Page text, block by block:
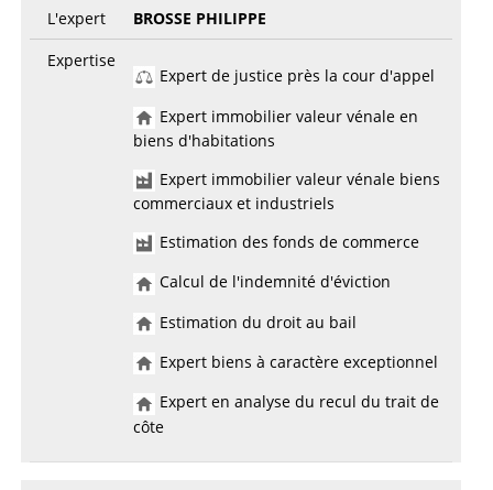
L'expert
BROSSE PHILIPPE
Expertise
Expert de justice près la cour d'appel
Expert immobilier valeur vénale en
biens d'habitations
Expert immobilier valeur vénale biens
commerciaux et industriels
Estimation des fonds de commerce
Calcul de l'indemnité d'éviction
Estimation du droit au bail
Expert biens à caractère exceptionnel
Expert en analyse du recul du trait de
côte